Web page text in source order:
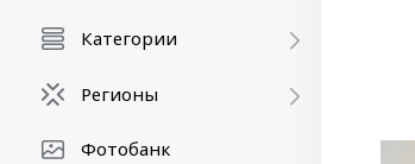
Категории
Регионы
Фотобанк